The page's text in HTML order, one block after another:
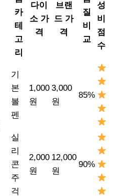
카
테
고
리
다이
소 가
격
브랜
드 가
격
질
비
교
성
비
점
수
기
본
볼
펜
1,000
원
3,000
원
85%
실
리
콘
주
걱
2,000
원
12,000
원
90%